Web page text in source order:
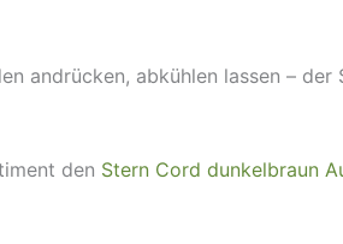
andrücken, abkühlen lassen –
den Stern Cord dunkelbraun